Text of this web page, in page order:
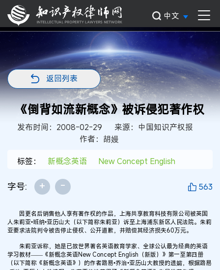
中文
返回列表
《倒背如流新概念》被诉侵犯著作权
发布时间：2008-02-29
来源：中国知识产权报
作者：胡嫚
标签： 新概念英语 New Concept English
字号: + - 563
因更名后销售他人享有著作权的作品，上海共享教育科技有限公司被英国
人朱莉亚•班纳•亚历山大（以下简称朱莉亚）诉至上海浦东新区人民法院。朱莉
亚要求法院判令被告停止侵权、公开道歉，并赔偿其经济损失60万元。
朱莉亚诉称，她是已故世界著名英语教育学家、全球公认最为经典的英语
学习教材——《新概念英语New Concept English（新版）》第一至第四册
（以下简称《新概念英语》）的作者路易•乔治•亚历山大教授的遗孀，根据路易